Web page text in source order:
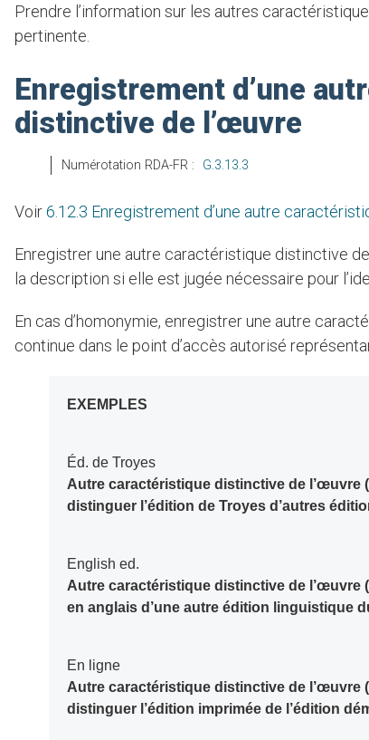
Prendre l’information sur les autres caractéristiques distinctives de l’œuvre dans toute source
pertinente.
Enregistrement d’une
distinctive de l’œuvre
Numérotation RDA-FR : G.3.13.3
Voir6.12.3 Enregistrement d’une autre
Enregistrer une autre caractéristique distinctive de l’œuvre comme élément d’information dans
la description si elle est jugée nécessaire pour
En cas d’homonymie, enregistrer une autre caractéristique distinctive de l’œuvre de ressource
continue dans le point d’accès autorisé
EXEMPLES
Éd. de Troyes
Autre caractéristique distinctive de
distinguer l’édition de Troyes d’autres
English ed.
Autre caractéristique distinctive de l’œuvre
en anglais d’une autre édition linguistique
En ligne
Autre caractéristique distinctive de l’œuvre
distinguer l’édition imprimée de l’édition